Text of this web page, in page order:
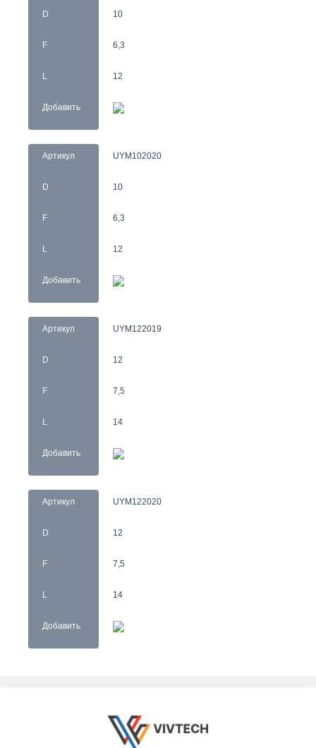
D
F
L
Добавить
10
6,3
12
Артикул
D
F
L
Добавить
UYM102020
10
6,3
12
Артикул
D
F
L
Добавить
UYM122019
12
7,5
14
Артикул
D
F
L
Добавить
UYM122020
12
7,5
14